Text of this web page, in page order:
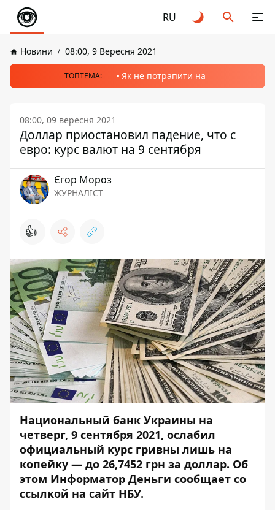
RU
Новини 08:00, 9 Вересня 2021
ТОПТЕМА: Як не потрапити на
08:00, 09 вересня 2021
Доллар приостановил падение, что с
евро: курс валют на 9 сентября
Єгор Мороз
ЖУРНАЛІСТ
👍
Национальный банк Украины на
четверг, 9 сентября 2021, ослабил
официальный курс гривны лишь на
копейку — до 26,7452 грн за доллар. Об
этом Информатор Деньги сообщает со
ссылкой на сайт НБУ.